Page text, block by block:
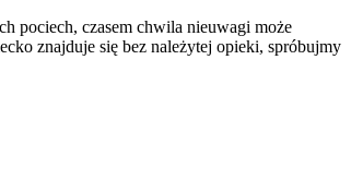
pociech, czasem chwila nieuwagi może
znajduje się bez należytej opieki, spróbujmy